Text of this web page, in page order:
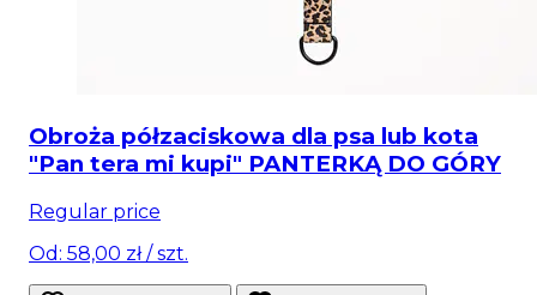
Obroża półzaciskowa dla psa lub kota
"Pan tera mi kupi" PANTERKĄ DO GÓRY
Regular price
Od: 58,00 zł/ szt.